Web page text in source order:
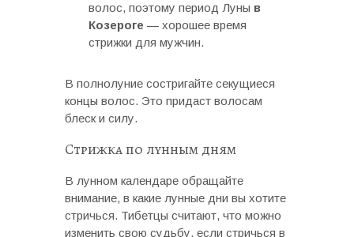
волос, поэтому период Луны в
Козероге — хорошее время
стрижки для мужчин.
В полнолуние состригайте секущиеся
концы волос. Это придаст волосам
блеск и силу.
Стрижка по лунным дням
В лунном календаре обращайте
внимание, в какие лунные дни вы хотите
стричься. Тибетцы считают, что можно
изменить свою судьбу, если стричься в